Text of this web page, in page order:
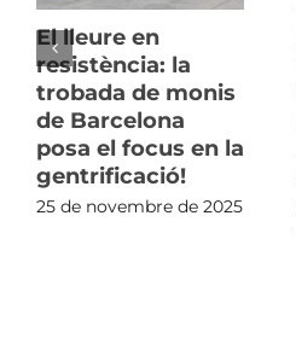
El lleure en
resistència: la
trobada de monis
de Barcelona
posa el focus en la
gentrificació!
25 de novembre de 2025